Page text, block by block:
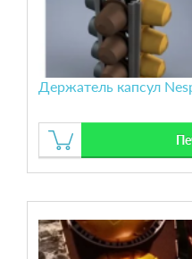
Держатель капсул